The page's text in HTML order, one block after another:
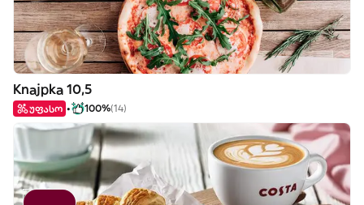
Knajpka 10,5
უფასო 100%(14)